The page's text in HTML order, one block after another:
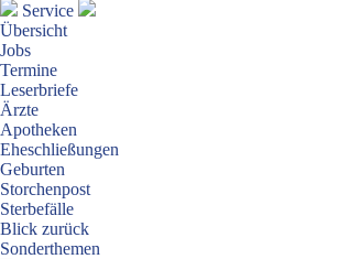
Service
Übersicht
Jobs
Termine
Leserbriefe
Ärzte
Apotheken
Eheschließungen
Geburten
Storchenpost
Sterbefälle
Blick zurück
Sonderthemen